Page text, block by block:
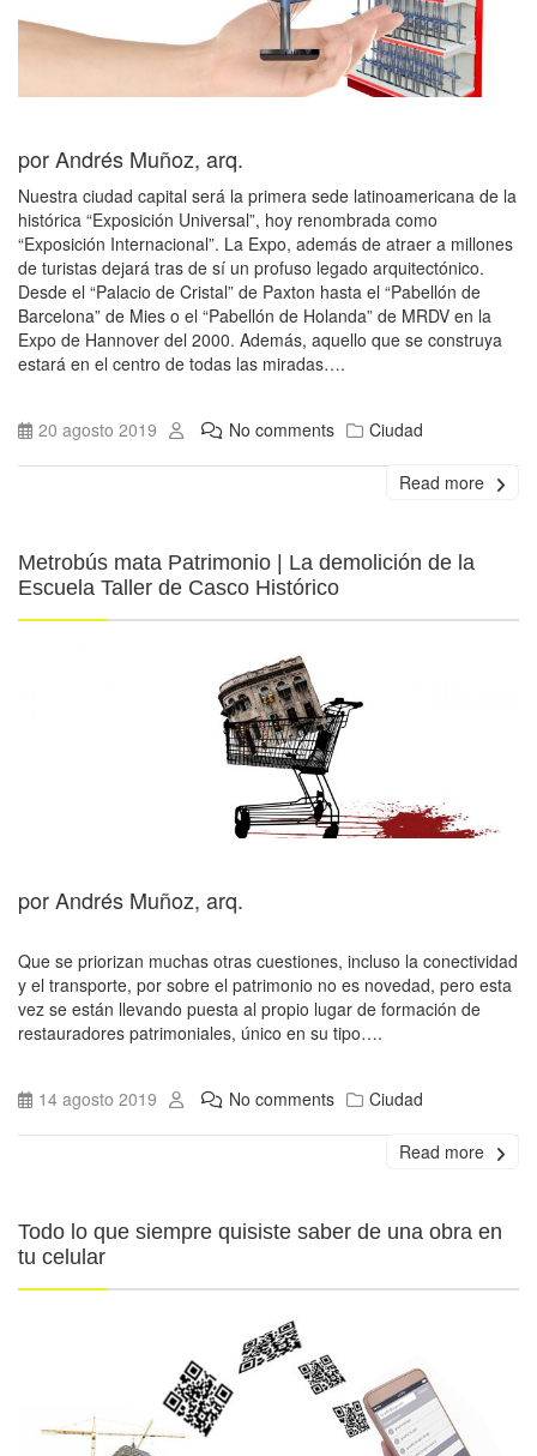
por Andrés Muñoz, arq.
Nuestra ciudad capital será la primera sede latinoamericana de la
histórica “Exposición Universal”, hoy renombrada como
“Exposición Internacional”. La Expo, además de atraer a millones
de turistas dejará tras de sí un profuso legado arquitectónico.
Desde el “Palacio de Cristal” de Paxton hasta el “Pabellón de
Barcelona” de Mies o el “Pabellón de Holanda” de MRDV en la
Expo de Hannover del 2000. Además, aquello que se construya
estará en el centro de todas las miradas….
20 agosto 2019 No comments Ciudad
Read more
Metrobús mata Patrimonio | La demolición de la
Escuela Taller de Casco Histórico
por Andrés Muñoz, arq.
Que se priorizan muchas otras cuestiones, incluso la conectividad
y el transporte, por sobre el patrimonio no es novedad, pero esta
vez se están llevando puesta al propio lugar de formación de
restauradores patrimoniales, único en su tipo….
14 agosto 2019 No comments Ciudad
Read more
Todo lo que siempre quisiste saber de una obra en
tu celular